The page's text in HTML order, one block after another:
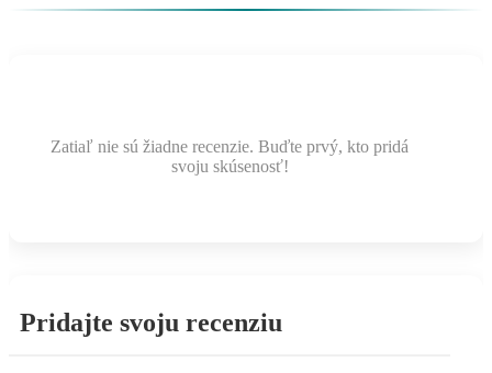
Zatiaľ nie sú žiadne recenzie. Buďte prvý, kto pridá
svoju skúsenosť!
Pridajte svoju recenziu